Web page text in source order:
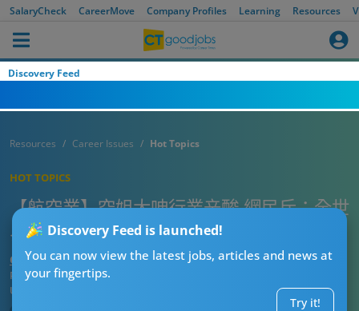
SalaryCheck CareerMove Company Profiles Learning Resources
Discovery Feed
Discovery Feed is launched!
You can now view the latest jobs, articles and news at
your fingertips.
Try it!
Resources Career Issues Hot Topics
HOT TOPICS
【航空業】空姐大呻行業辛酸 網民斥：全世
界好似得佢哋又要鬧又要做⋯⋯
CTgoodjobs’ Editor
Published:2025-01-13
Updated: